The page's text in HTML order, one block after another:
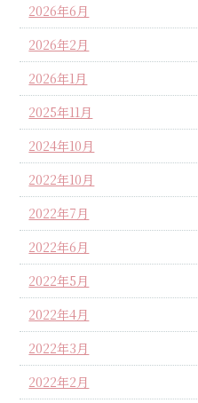
2026年6月
2026年2月
2026年1月
2025年11月
2024年10月
2022年10月
2022年7月
2022年6月
2022年5月
2022年4月
2022年3月
2022年2月